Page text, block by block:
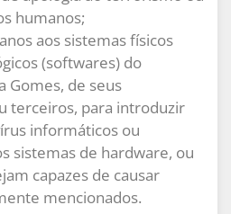
humanos;
aos sistemas físicos
(softwares) do
Gomes, de seus
terceiros, para introduzir
informáticos ou
sistemas de hardware, ou
capazes de causar
mencionados.